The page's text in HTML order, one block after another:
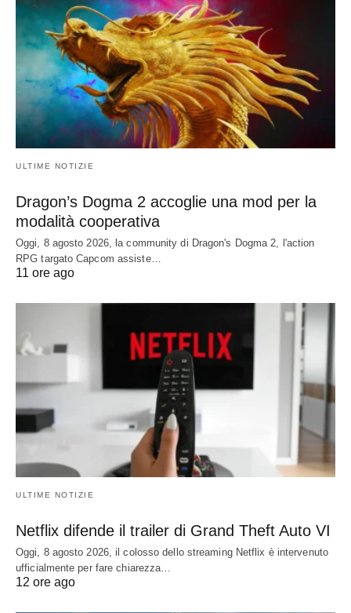
ULTIME NOTIZIE
Dragon’s Dogma 2 accoglie una mod per la
modalità cooperativa
Oggi, 8 agosto 2026, la community di Dragon's Dogma 2, l'action
RPG targato Capcom assiste…
11 ore ago
ULTIME NOTIZIE
Netflix difende il trailer di Grand Theft Auto VI
Oggi, 8 agosto 2026, il colosso dello streaming Netflix è intervenuto
ufficialmente per fare chiarezza…
12 ore ago